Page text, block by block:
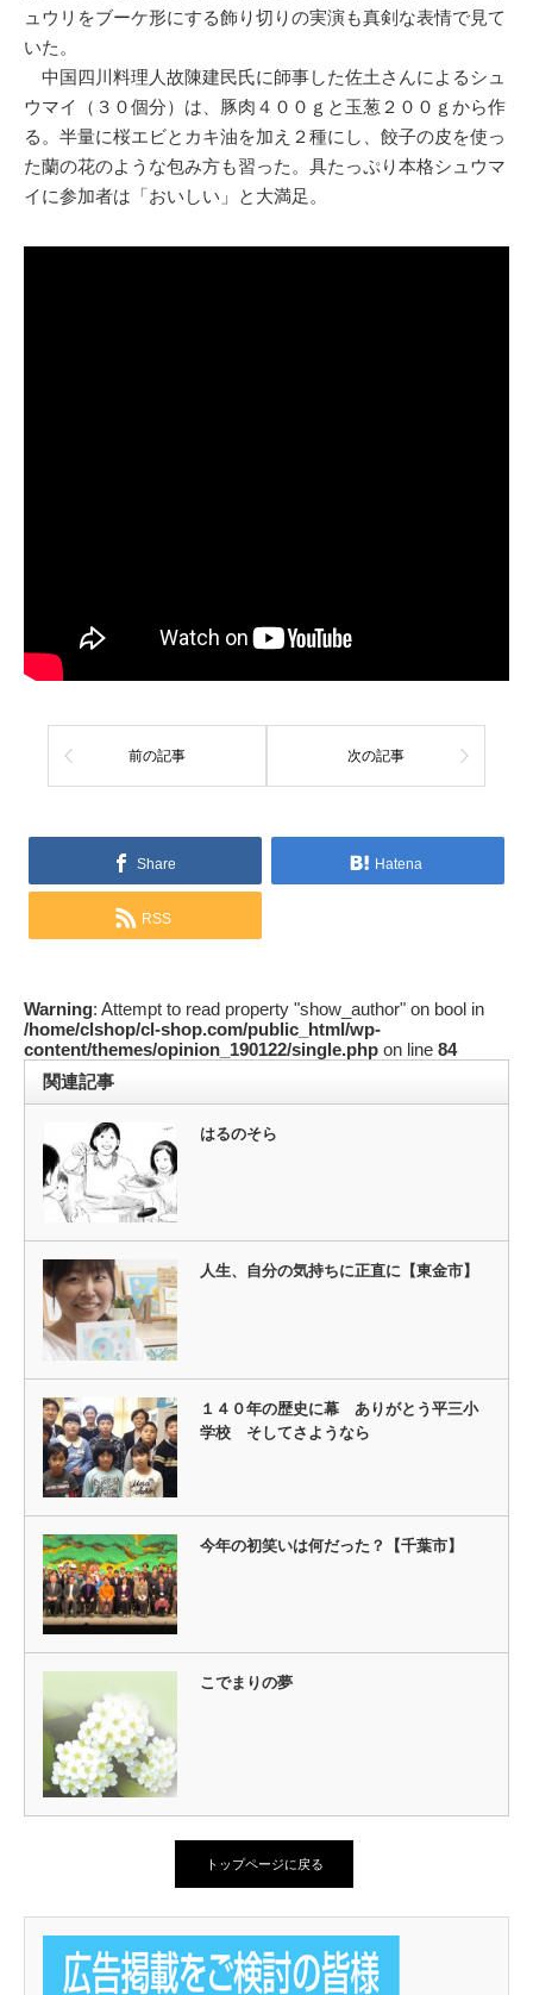
ュウリをブーケ形にする飾り切りの実演も真剣な表情で見て
いた。
中国四川料理人故陳建民氏に師事した佐土さんによるシュ
ウマイ（３０個分）は、豚肉４００ｇと玉葱２００ｇから作
る。半量に桜エビとカキ油を加え２種にし、餃子の皮を使っ
た蘭の花のような包み方も習った。具たっぷり本格シュウマ
イに参加者は「おいしい」と大満足。
前の記事 次の記事
Share Hatena
RSS
Warning: Attempt to read property "show_author" on bool in
/home/clshop/cl-shop.com/public_html/wp-
content/themes/opinion_190122/single.php on line 84
関連記事
はるのそら
人生、自分の気持ちに正直に【東金市】
１４０年の歴史に幕 ありがとう平三小
学校 そしてさようなら
今年の初笑いは何だった？【千葉市】
こでまりの夢
トップページに戻る